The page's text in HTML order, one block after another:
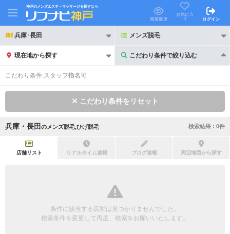
神戸のメンズエステ・マッサージを探すなら
閲覧履歴
お気に入
り
ログイン
兵庫･長田 メンズ脱毛
現在地から探す こだわり条件で絞り込む
こだわり条件で絞り込む
初回割引あり リピーター割引あり
団体様歓迎
こだわり条件:スタッフ指名可
こだわり条件をリセット
兵庫・長田 の メンズ脱毛,ひげ脱毛 検索結果 : 0件
店舗リスト リアルタイム速報 ブログ速報 周辺地図から探す
条件に該当する店舗は見つかりませんでした。
検索条件を変更して再度、検索をお願いいたします。